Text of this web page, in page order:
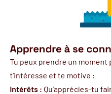
Apprendre à se
Tu peux prendre un moment
t’intéresse et te motive :
Intérêts : Qu’apprécies-tu